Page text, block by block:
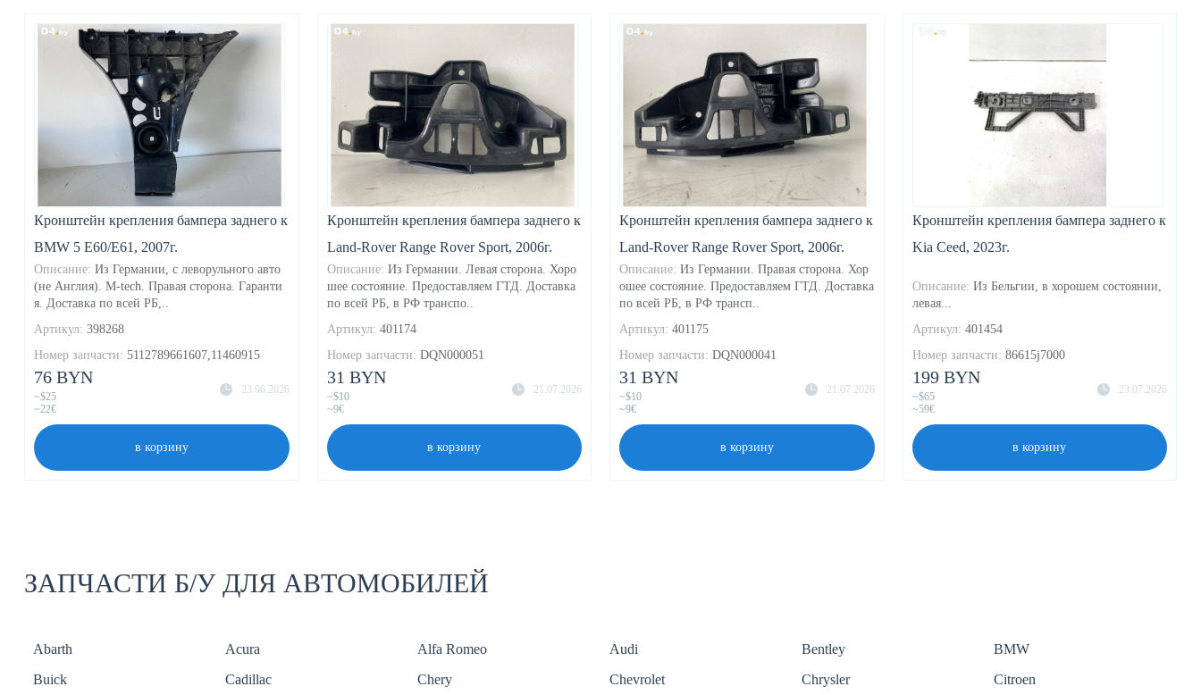
Кронштейн крепления бампера заднего к
BMW 5 E60/E61, 2007г.
Описание: Из Германии, с леворульного авто
(не Англия). M-tech. Правая сторона. Гаранти
я. Доставка по всей РБ,..
Артикул: 398268
Номер запчасти: 5112789661607,11460915
23.06.2026
76 BYN
~$25
~22€
в корзину
Кронштейн крепления бампера заднего к
Land-Rover Range Rover Sport, 2006г.
Описание: Из Германии. Левая сторона. Хоро
шее состояние. Предоставляем ГТД. Доставка
по всей РБ, в РФ транспо..
Артикул: 401174
Номер запчасти: DQN000051
21.07.2026
31 BYN
~$10
~9€
в корзину
Кронштейн крепления бампера заднего к
Land-Rover Range Rover Sport, 2006г.
Описание: Из Германии. Правая сторона. Хор
ошее состояние. Предоставляем ГТД. Доставка
по всей РБ, в РФ трансп..
Артикул: 401175
Номер запчасти: DQN000041
21.07.2026
31 BYN
~$10
~9€
в корзину
Кронштейн крепления бампера заднего к
Kia Ceed, 2023г.
Описание: Из Бельгии, в хорошем состоянии,
левая...
Артикул: 401454
Номер запчасти: 86615j7000
23.07.2026
199 BYN
~$65
~59€
в корзину
ЗАПЧАСТИ Б/У ДЛЯ АВТОМОБИЛЕЙ
Abarth Acura Alfa Romeo Audi Bentley
BMW
Buick
Cadillac Chery Chevrolet Chrysler
Citroen